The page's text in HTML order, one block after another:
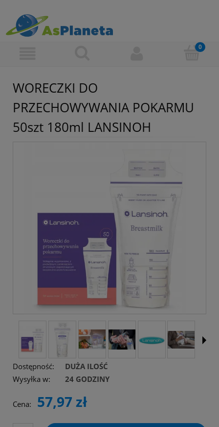
WORECZKI DO
PRZECHOWYWANIA POKARMU
50szt 180ml LANSINOH
Dostępność:
DUŻA ILOŚĆ
Wysyłka w:
24 GODZINY
Cena: 57,97 zł